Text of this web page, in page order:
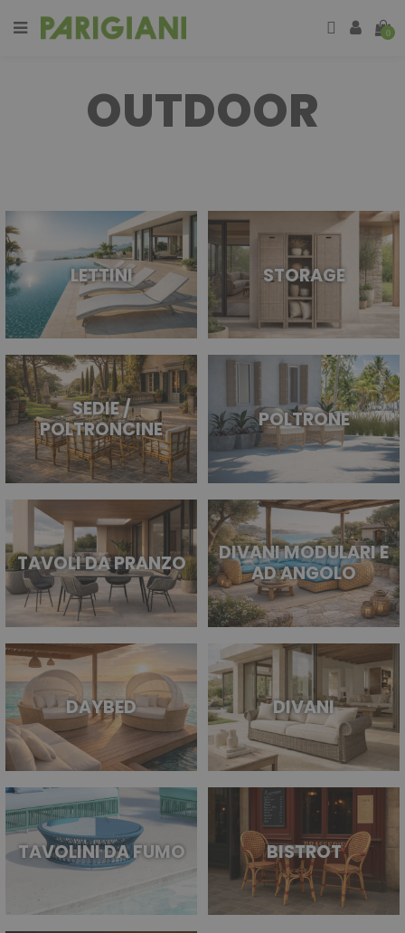
0
OUTDOOR
LETTINI STORAGE
SEDIE /
POLTRONCINE
POLTRONE
TAVOLI DA PRANZO
DIVANI MODULARI E
AD ANGOLO
DAYBED DIVANI
TAVOLINI DA FUMO BISTROT